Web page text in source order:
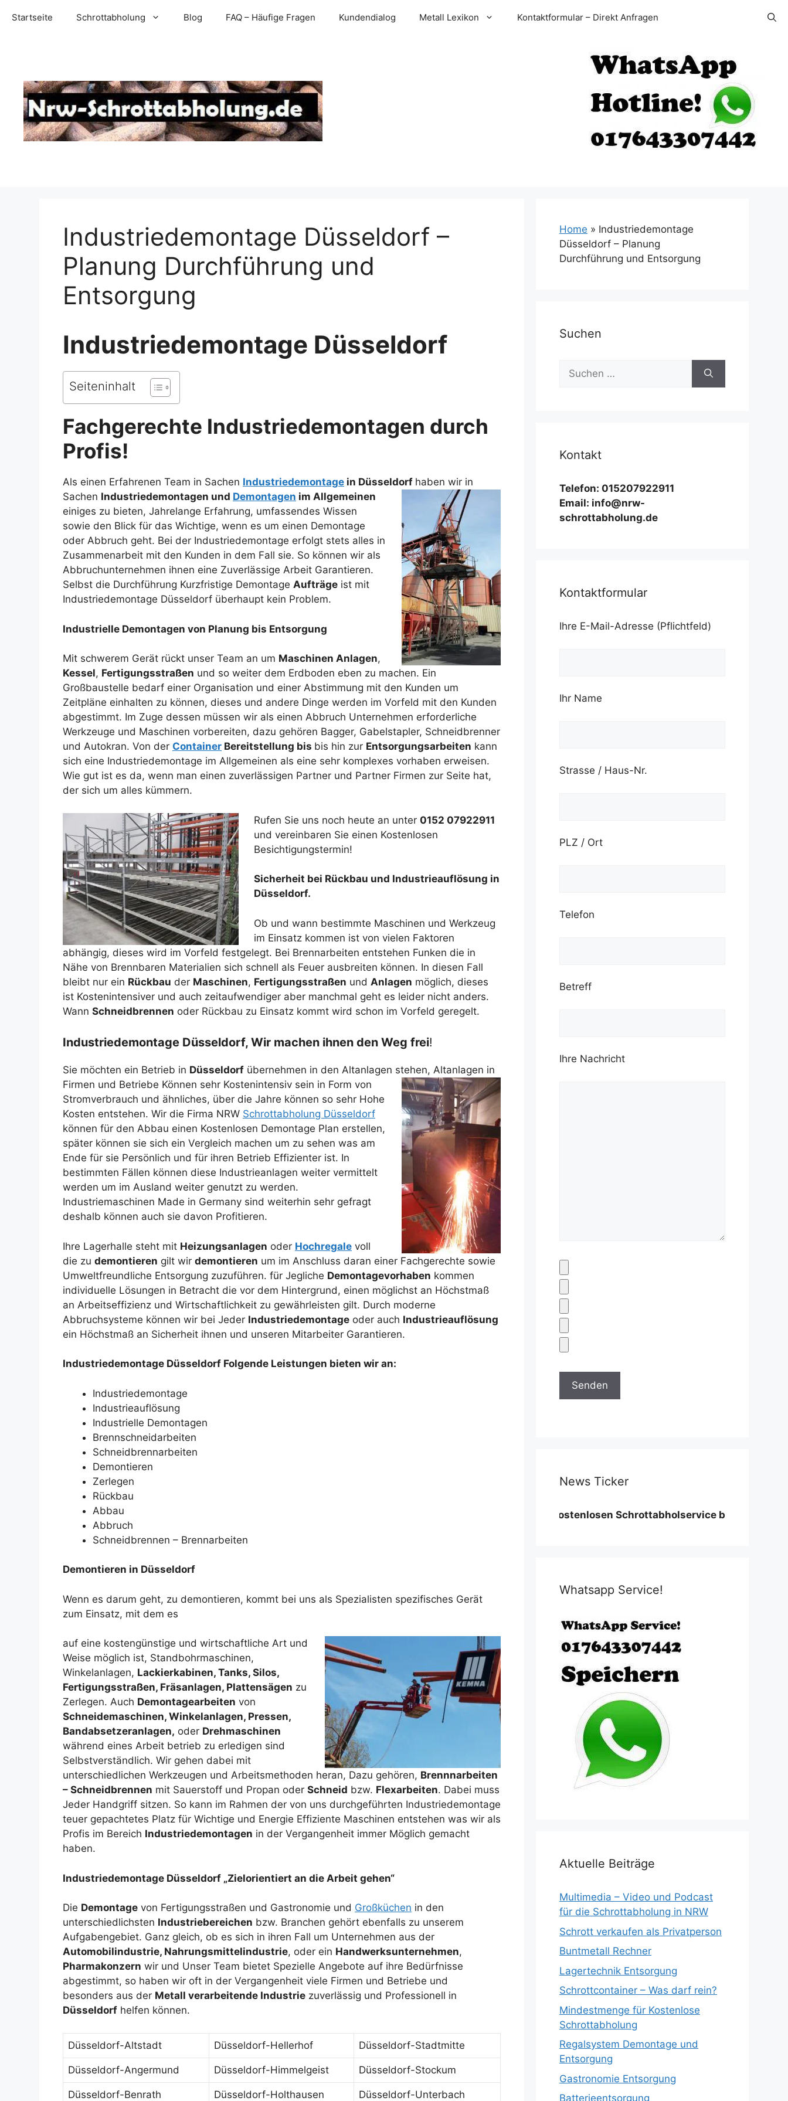
InhaltStartseite Schrottabholung Blog FAQ – Häufige Fragen Kundendialog Metall Lexikon Kontaktformular – Direkt Anfragen
Industriedemontage Düsseldorf –
Planung Durchführung und
Entsorgung
Industriedemontage Düsseldorf
Seiteninhalt
Fachgerechte Industriedemontagen durch
Profis!
Als einen Erfahrenen Team in Sachen Industriedemontage in Düsseldorf haben wir in
Sachen Industriedemontagen und Demontagen im Allgemeinen
einiges zu bieten, Jahrelange Erfahrung, umfassendes Wissen
sowie den Blick für das Wichtige, wenn es um einen Demontage
oder Abbruch geht. Bei der Industriedemontage erfolgt stets alles in
Zusammenarbeit mit den Kunden in dem Fall sie. So können wir als
Abbruchunternehmen ihnen eine Zuverlässige Arbeit Garantieren.
Selbst die Durchführung Kurzfristige Demontage Aufträge ist mit
Industriedemontage Düsseldorf überhaupt kein Problem.
Industrielle Demontagen von Planung bis Entsorgung
Mit schwerem Gerät rückt unser Team an um Maschinen Anlagen,
Kessel, Fertigungsstraßen und so weiter dem Erdboden eben zu machen. Ein
Großbaustelle bedarf einer Organisation und einer Abstimmung mit den Kunden um
Zeitpläne einhalten zu können, dieses und andere Dinge werden im Vorfeld mit den Kunden
abgestimmt. Im Zuge dessen müssen wir als einen Abbruch Unternehmen erforderliche
Werkzeuge und Maschinen vorbereiten, dazu gehören Bagger, Gabelstapler, Schneidbrenner
und Autokran. Von der Container Bereitstellung bis bis hin zur Entsorgungsarbeiten kann
sich eine Industriedemontage im Allgemeinen als eine sehr komplexes vorhaben erweisen.
Wie gut ist es da, wenn man einen zuverlässigen Partner und Partner Firmen zur Seite hat,
der sich um alles kümmern.
Rufen Sie uns noch heute an unter 0152 07922911
und vereinbaren Sie einen Kostenlosen
Besichtigungstermin!
Sicherheit bei Rückbau und Industrieauflösung in
Düsseldorf.
Ob und wann bestimmte Maschinen und Werkzeug
im Einsatz kommen ist von vielen Faktoren
abhängig, dieses wird im Vorfeld festgelegt. Bei Brennarbeiten entstehen Funken die in
Nähe von Brennbaren Materialien sich schnell als Feuer ausbreiten können. In diesen Fall
bleibt nur ein Rückbau der Maschinen, Fertigungsstraßen und Anlagen möglich, dieses
ist Kostenintensiver und auch zeitaufwendiger aber manchmal geht es leider nicht anders.
Wann Schneidbrennen oder Rückbau zu Einsatz kommt wird schon im Vorfeld geregelt.
Industriedemontage Düsseldorf, Wir machen ihnen den Weg frei!
Sie möchten ein Betrieb in Düsseldorf übernehmen in den Altanlagen stehen, Altanlagen in
Firmen und Betriebe Können sehr Kostenintensiv sein in Form von
Stromverbrauch und ähnliches, über die Jahre können so sehr Hohe
Kosten entstehen. Wir die Firma NRW Schrottabholung Düsseldorf
können für den Abbau einen Kostenlosen Demontage Plan erstellen,
später können sie sich ein Vergleich machen um zu sehen was am
Ende für sie Persönlich und für ihren Betrieb Effizienter ist. In
bestimmten Fällen können diese Industrieanlagen weiter vermittelt
werden um im Ausland weiter genutzt zu werden.
Industriemaschinen Made in Germany sind weiterhin sehr gefragt
deshalb können auch sie davon Profitieren.
Ihre Lagerhalle steht mit Heizungsanlagen oder Hochregale voll
die zu demontieren gilt wir demontieren um im Anschluss daran einer Fachgerechte sowie
Umweltfreundliche Entsorgung zuzuführen. für Jegliche Demontagevorhaben kommen
individuelle Lösungen in Betracht die vor dem Hintergrund, einen möglichst an Höchstmaß
an Arbeitseffizienz und Wirtschaftlichkeit zu gewährleisten gilt. Durch moderne
Abbruchsysteme können wir bei Jeder Industriedemontage oder auch Industrieauflösung
ein Höchstmaß an Sicherheit ihnen und unseren Mitarbeiter Garantieren.
Industriedemontage Düsseldorf Folgende Leistungen bieten wir an:
Industriedemontage
Industrieauflösung
Industrielle Demontagen
Brennschneidarbeiten
Schneidbrennarbeiten
Demontieren
Zerlegen
Rückbau
Abbau
Abbruch
Schneidbrennen – Brennarbeiten
Demontieren in Düsseldorf
Wenn es darum geht, zu demontieren, kommt bei uns als Spezialisten spezifisches Gerät
zum Einsatz, mit dem es
auf eine kostengünstige und wirtschaftliche Art und
Weise möglich ist, Standbohrmaschinen,
Winkelanlagen, Lackierkabinen, Tanks, Silos,
Fertigungsstraßen, Fräsanlagen, Plattensägen zu
Zerlegen. Auch Demontagearbeiten von
Schneidemaschinen, Winkelanlagen, Pressen,
Bandabsetzeranlagen, oder Drehmaschinen
während eines Arbeit betrieb zu erledigen sind
Selbstverständlich. Wir gehen dabei mit
unterschiedlichen Werkzeugen und Arbeitsmethoden heran, Dazu gehören, Brennnarbeiten
– Schneidbrennen mit Sauerstoff und Propan oder Schneid bzw. Flexarbeiten. Dabei muss
Jeder Handgriff sitzen. So kann im Rahmen der von uns durchgeführten Industriedemontage
teuer gepachtetes Platz für Wichtige und Energie Effiziente Maschinen entstehen was wir als
Profis im Bereich Industriedemontagen in der Vergangenheit immer Möglich gemacht
haben.
Industriedemontage Düsseldorf „Zielorientiert an die Arbeit gehen“
Die Demontage von Fertigungsstraßen und Gastronomie und Großküchen in den
unterschiedlichsten Industriebereichen bzw. Branchen gehört ebenfalls zu unserem
Aufgabengebiet. Ganz gleich, ob es sich in ihren Fall um Unternehmen aus der
Automobilindustrie, Nahrungsmittelindustrie, oder ein Handwerksunternehmen,
Pharmakonzern wir und Unser Team bietet Spezielle Angebote auf ihre Bedürfnisse
abgestimmt, so haben wir oft in der Vergangenheit viele Firmen und Betriebe und
besonders aus der Metall verarbeitende Industrie zuverlässig und Professionell in
Düsseldorf helfen können.
Düsseldorf-Altstadt Düsseldorf-Hellerhof Düsseldorf-Stadtmitte
Düsseldorf-Angermund Düsseldorf-Himmelgeist Düsseldorf-Stockum
Düsseldorf-Benrath Düsseldorf-Holthausen Düsseldorf-Unterbach
Home » Industriedemontage
Düsseldorf – Planung
Durchführung und Entsorgung
Suchen
Suchen
nach:
Kontakt
Telefon: 015207922911
Email: info@nrw-
schrottabholung.de
Kontaktformular
Ihre E-Mail-Adresse (Pflichtfeld)
Ihr Name
Strasse / Haus-Nr.
PLZ / Ort
Telefon
Betreff
Ihre Nachricht
News Ticker
Für unseren Kostenlosen Schrottabholservice benötigen wir eine
Whatsapp Service!
Aktuelle Beiträge
Multimedia – Video und Podcast
für die Schrottabholung in NRW
Schrott verkaufen als Privatperson
Buntmetall Rechner
Lagertechnik Entsorgung
Schrottcontainer – Was darf rein?
Mindestmenge für Kostenlose
Schrottabholung
Regalsystem Demontage und
Entsorgung
Gastronomie Entsorgung
Batterieentsorgung